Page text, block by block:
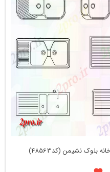
نشیمن (کد48563)